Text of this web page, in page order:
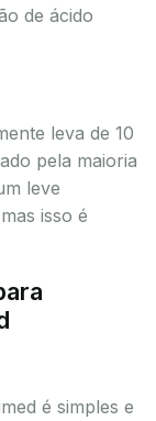
de ácido
leva de 10
pela maioria
leve
isso é
é simples e